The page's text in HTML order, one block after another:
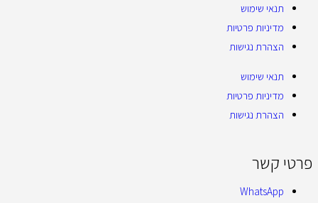
תנאי שימוש
מדיניות פרטיות
הצהרת נגישות
תנאי שימוש
מדיניות פרטיות
הצהרת נגישות
פרטי קשר
WhatsApp